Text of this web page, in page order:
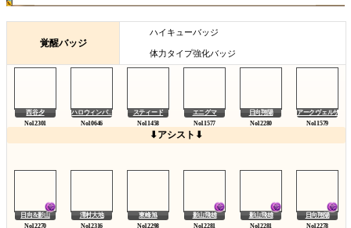
覚醒バッジ
ハイキューバッジ
体力タイプ強化バッジ
西谷夕 ハロウィンパ... スティード エニグマ 日向翔陽 アークヴェルザ
⬇アシスト⬇
日向&影山 澤村大地 東峰旭 影山飛雄 影山飛雄 日向翔陽